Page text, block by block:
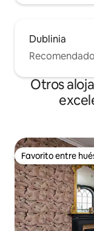
Dublinia
Otros
Favorito entre
Favorito entre